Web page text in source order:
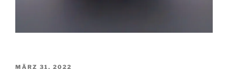
VERÖFFENTLICHT
MÄRZ 31, 2022